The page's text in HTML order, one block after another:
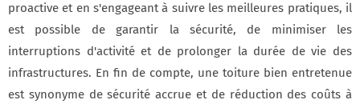
proactive et en s'engageant à suivre les meilleures pratiques, il
est possible de garantir la sécurité, de minimiser les
interruptions d'activité et de prolonger la durée de vie des
infrastructures. En fin de compte, une toiture bien entretenue
est synonyme de sécurité accrue et de réduction des coûts à